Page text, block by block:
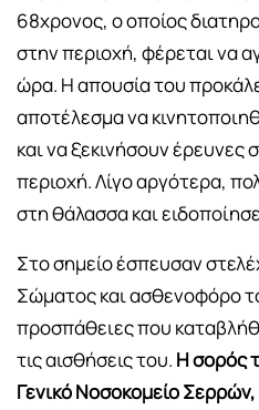
68χρονος, ο οποίος
στην περιοχή, φέρεται να
ώρα. Η απουσία του
αποτέλεσμα να
και να ξεκινήσουν
περιοχή. Λίγο αργότερα,
στη θάλασσα και
Στο σημείο έσπευσαν
Σώματος και ασθενοφόρο
προσπάθειες που
τις αισθήσεις του. Η σορός
Γενικό Νοσοκομείο